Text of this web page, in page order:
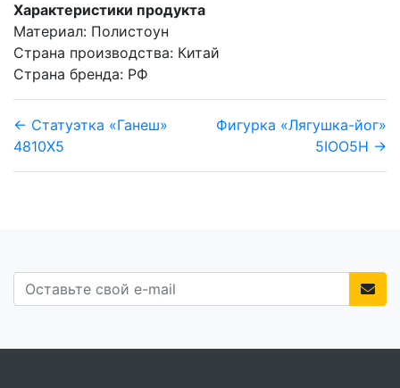
Характеристики продукта
Материал: Полистоун
Страна производства: Китай
Страна бренда: РФ
← Статуэтка «Ганеш»
4810X5
Фигурка «Лягушка-йог»
5IOO5H →